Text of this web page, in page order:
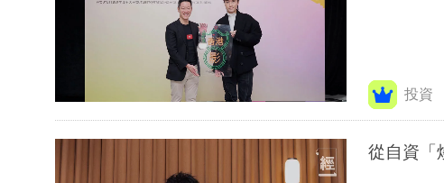
投資
從自資「